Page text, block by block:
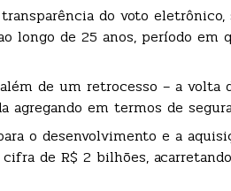
do voto
longo de 25 anos, período
de um retrocesso – a
agregando em termos de
o desenvolvimento e a
de R$ 2 bilhões,